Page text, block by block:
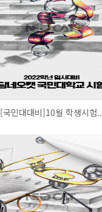
[국민대대비]10월 학생시험..